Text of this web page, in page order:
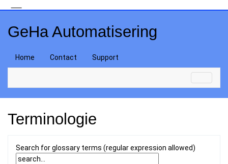
GeHa Automatisering
Home Contact Support
Terminologie
Search for glossary terms (regular expression allowed)